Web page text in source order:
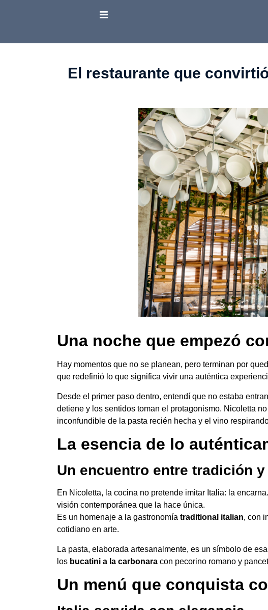
El restaurante que
Una noche que empezó
Hay momentos que no se planean, pero terminan por
que redefinió lo que significa vivir una auténtica
Desde el primer paso dentro, entendí que no estaba
detiene y los sentidos toman el protagonismo. Nicoletta
inconfundible de la pasta recién hecha y el vino
La esencia de lo
Un encuentro entre tradición
En Nicoletta, la cocina no pretende imitar Italia: la
visión contemporánea que la hace única.
Es un homenaje a la gastronomía traditional italian, con
cotidiano en arte.
La pasta, elaborada artesanalmente, es un símbolo de
los bucatini a la carbonara con pecorino romano y
Un menú que conquista